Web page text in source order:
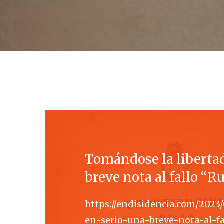
Tomándose la
breve nota al fallo
https://endisidencia.com/
en-serio-una-breve-nota-al-